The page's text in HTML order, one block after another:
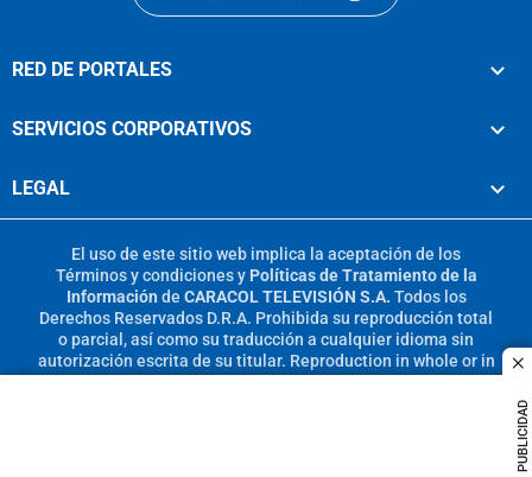
PUBLICIDAD
RED DE PORTALES
SERVICIOS CORPORATIVOS
LEGAL
El uso de este sitio web implica la aceptación de los
Términos y condicionesy Políticas de Tratamiento de la
Información de CARACOL TELEVISIÓN S.A. Todos los
Derechos Reservados D.R.A. Prohibida su reproducción total
o parcial, así como su traducción a cualquier idioma sin
autorización escrita de su titular. Reproduction in whole or in